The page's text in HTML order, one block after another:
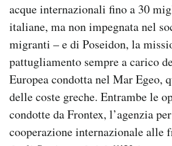
acque internazionali fino a 30
italiane, ma non impegnata nel
migranti – e di Poseidon, la
pattugliamento sempre a carico
Europea condotta nel Mar Egeo,
delle coste greche. Entrambe le
condotte da Frontex, l’agenzia
cooperazione internazionale alle